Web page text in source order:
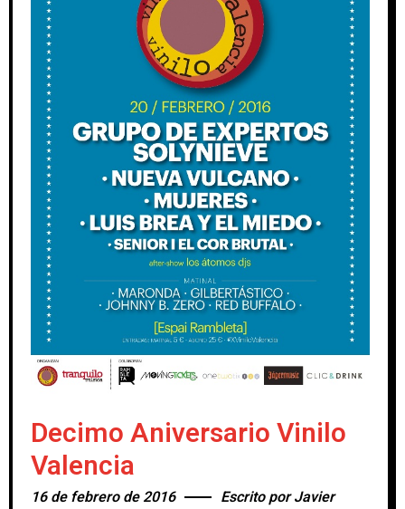
Decimo Aniversario Vinilo
Valencia
16 de febrero de 2016 Escrito porJavier